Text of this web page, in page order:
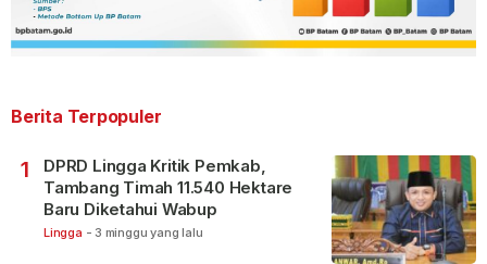
Berita Terpopuler
1
DPRD Lingga Kritik Pemkab,
Tambang Timah 11.540 Hektare
Baru Diketahui Wabup
Lingga - 3 minggu yang lalu